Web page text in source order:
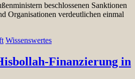
beschlossenen Sanktionen
Organisationen verdeutlichen einmal
Wissenswertes
Finanzierung in